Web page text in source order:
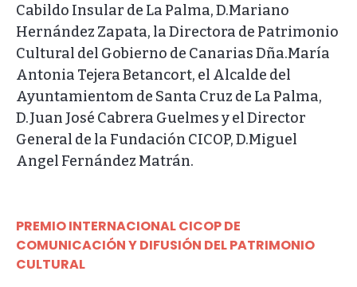
Cabildo Insular de La Palma, D.Mariano
Hernández Zapata, la Directora de Patrimonio
Cultural del Gobierno de Canarias Dña.María
Antonia Tejera Betancort, el Alcalde del
Ayuntamientom de Santa Cruz de La Palma,
D.Juan José Cabrera Guelmes y el Director
General de la Fundación CICOP, D.Miguel
Angel Fernández Matrán.
PREMIO INTERNACIONAL CICOP DE
COMUNICACIÓN Y DIFUSIÓN DEL PATRIMONIO
CULTURAL